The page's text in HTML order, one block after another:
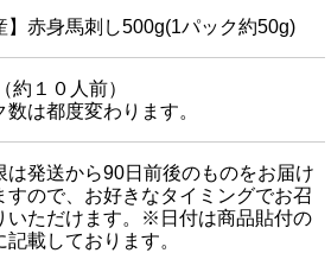
】赤身馬刺し500g(1パック約50g)
約１０人前）
は都度変わります。
は発送から90日前後のものをお届け
すので、お好きなタイミングでお召
いただけます。※日付は商品貼付の
記載しております。